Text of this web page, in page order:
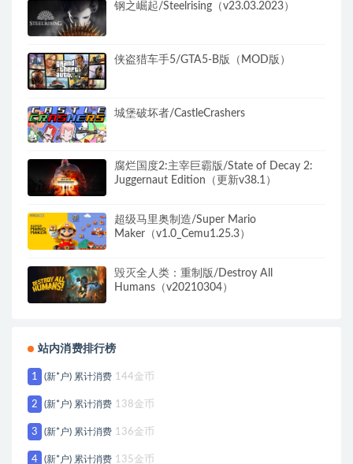
钢之崛起/Steelrising（v23.03.2023）
侠盗猎车手5/GTA5-B版（MOD版）
城堡破坏者/CastleCrashers
腐烂国度2:主宰巨霸版/State of Decay 2:
Juggernaut Edition（更新v38.1）
超级马里奥制造/Super Mario
Maker（v1.0_Cemu1.25.3）
毁灭全人类：重制版/Destroy All
Humans（v20210304）
站内消费排行榜
1 (新*户) 累计消费 144金币
2 (新*户) 累计消费 138金币
3 (新*户) 累计消费 136金币
4 (新*户) 累计消费 135金币